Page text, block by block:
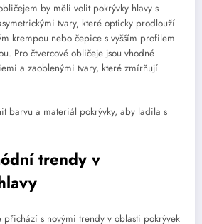
by měli volit pokrývky hlavy s
tvary, které opticky prodlouží
krempou nebo čepice s vyšším profilem
Pro čtvercové obličeje jsou vhodné
a zaoblenými tvary, které zmírňují
barvu a materiál pokrývky, aby ladila s
trendy v
přichází s novými trendy v oblasti pokrývek